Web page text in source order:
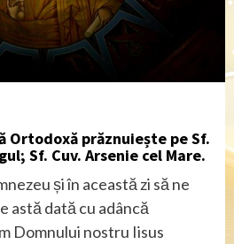
prăznuiește pe Sf.
Sf. Cuv. Arsenie cel Mare.
și în această zi să ne
astă dată cu adâncă
Domnului nostru Iisus